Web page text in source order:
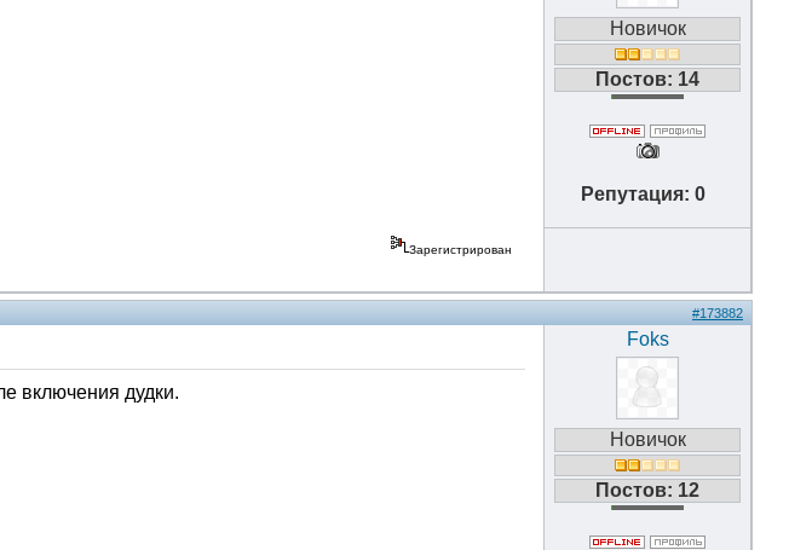
Новичок
Постов: 14
Репутация: 0
Зарегистрирован
#173882
включения дудки.
Foks
Новичок
Постов: 12